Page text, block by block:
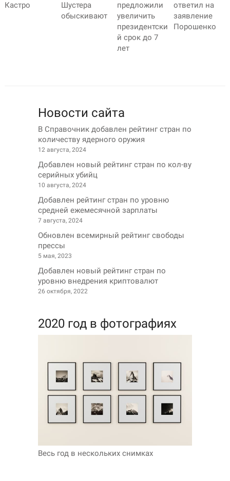
Кастро
Шустера
обыскивают
предложили
увеличить
президентски
й срок до 7
лет
ответил на
заявление
Порошенко
Новости сайта
В Справочник добавлен рейтинг стран по
количеству ядерного оружия
12 августа, 2024
Добавлен новый рейтинг стран по кол-ву
серийных убийц
10 августа, 2024
Добавлен рейтинг стран по уровню
средней ежемесячной зарплаты
7 августа, 2024
Обновлен всемирный рейтинг свободы
прессы
5 мая, 2023
Добавлен новый рейтинг стран по
уровню внедрения криптовалют
26 октября, 2022
2020 год в фотографиях
Весь год в нескольких снимках